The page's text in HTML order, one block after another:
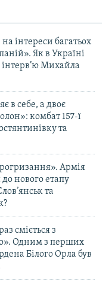
інтереси багатьох
Як в Україні
Михайла
в себе, а двоє
комбат 157-ї
та
Армія
до нового етапу
та
сміється з
Одним з перших
Білого Орла був